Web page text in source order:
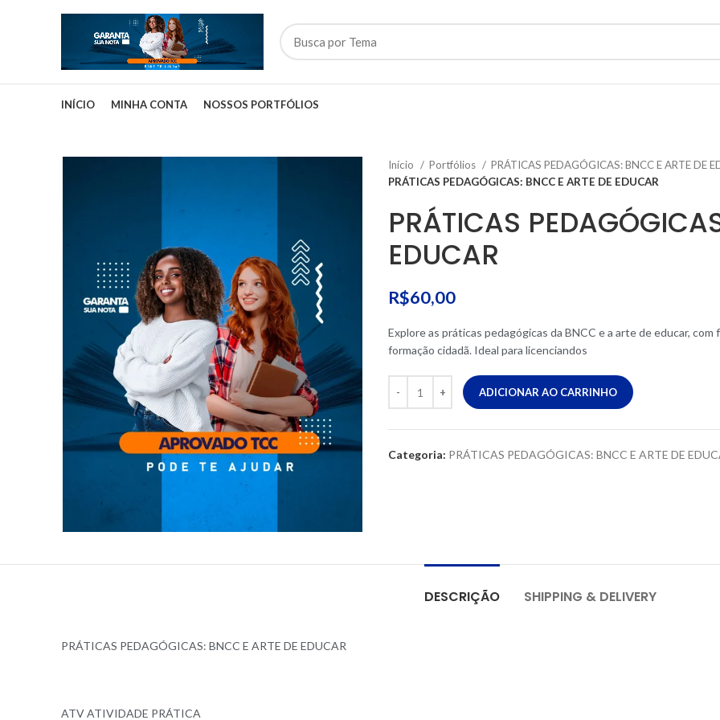
INÍCIO MINHA CONTA NOSSOS PORTFÓLIOS
Início Portfólios
PRÁTICAS PEDAGÓGICAS: BNCC E ARTE DE
PRÁTICAS PEDAGÓGICAS: BNCC E ARTE DE EDUCAR
PRÁTICAS
EDUCAR
R$60,00
Explore as práticas pedagógicas da BNCC e a arte de educar,
formação cidadã. Ideal para licenciandos
ADICIONAR AO CARRINHO
Categoria: PRÁTICAS PEDAGÓGICAS: BNCC E ARTE DE
DESCRIÇÃO SHIPPING & DELIVERY
PRÁTICAS PEDAGÓGICAS: BNCC E ARTE DE EDUCAR
ATV ATIVIDADE PRÁTICA